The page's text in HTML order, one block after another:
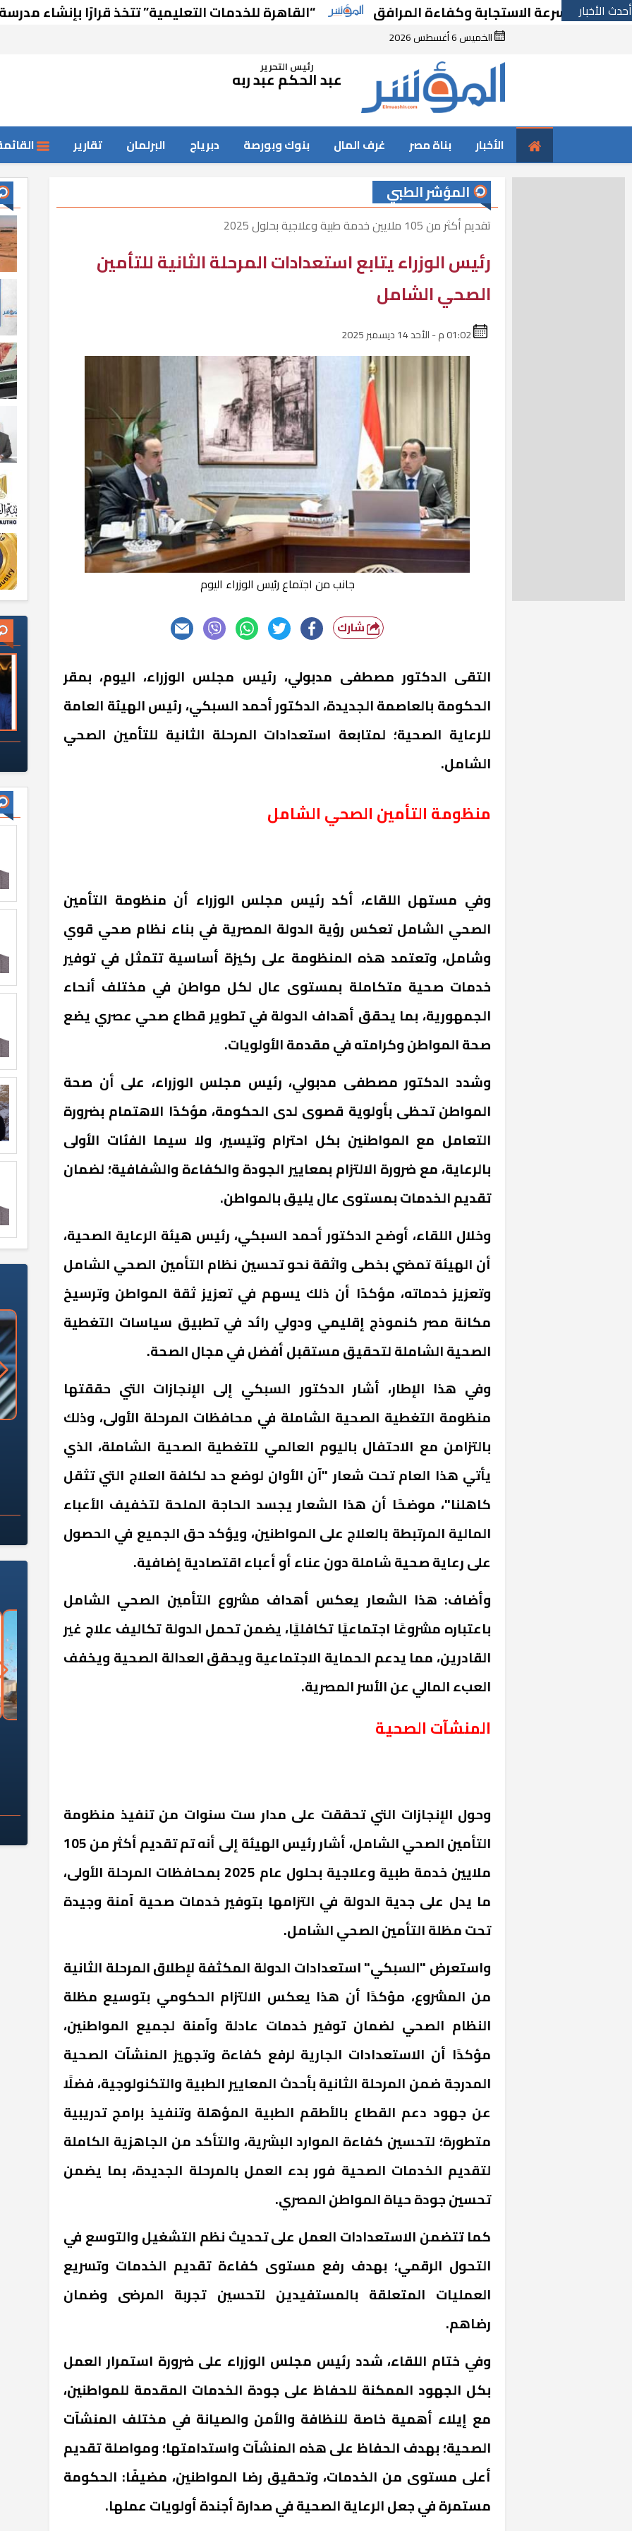
أحدث الأخبارالاستجابة وكفاءة المرافق “القاهرة للخدمات التعليمية” تتخذ قرارًا بإنشاء مدرسة في
الخميس 6 أغسطس 2026
رئيس التحرير
عبد الحكم عبد ربه
الأخبار بناة مصر غرف المال بنوك وبورصة دبرياج البرلمان تقارير
المؤشر الطبي
تقديم أكثر من 105 ملايين خدمة طبية وعلاجية بحلول 2025
رئيس الوزراء يتابع استعدادات المرحلة الثانية للتأمين
الصحي الشامل
جانب من اجتماع رئيس الوزراء اليوم
شارك
التقى الدكتور مصطفى مدبولي، رئيس مجلس الوزراء، اليوم، بمقر
الحكومة بالعاصمة الجديدة، الدكتور أحمد السبكي، رئيس الهيئة العامة
للرعاية الصحية؛ لمتابعة استعدادات المرحلة الثانية للتأمين الصحي
الشامل.
منظومة التأمين الصحي الشامل
وفي مستهل اللقاء، أكد رئيس مجلس الوزراء أن منظومة التأمين
الصحي الشامل تعكس رؤية الدولة المصرية في بناء نظام صحي قوي
وشامل، وتعتمد هذه المنظومة على ركيزة أساسية تتمثل في توفير
خدمات صحية متكاملة بمستوى عال لكل مواطن في مختلف أنحاء
الجمهورية، بما يحقق أهداف الدولة في تطوير قطاع صحي عصري يضع
صحة المواطن وكرامته في مقدمة الأولويات.
وشدد الدكتور مصطفى مدبولي، رئيس مجلس الوزراء، على أن صحة
المواطن تحظى بأولوية قصوى لدى الحكومة، مؤكدًا الاهتمام بضرورة
التعامل مع المواطنين بكل احترام وتيسير، ولا سيما الفئات الأولى
بالرعاية، مع ضرورة الالتزام بمعايير الجودة والكفاءة والشفافية؛ لضمان
تقديم الخدمات بمستوى عال يليق بالمواطن.
وخلال اللقاء، أوضح الدكتور أحمد السبكي، رئيس هيئة الرعاية الصحية،
أن الهيئة تمضي بخطى واثقة نحو تحسين نظام التأمين الصحي الشامل
وتعزيز خدماته، مؤكدًا أن ذلك يسهم في تعزيز ثقة المواطن وترسيخ
مكانة مصر كنموذج إقليمي ودولي رائد في تطبيق سياسات التغطية
الصحية الشاملة لتحقيق مستقبل أفضل في مجال الصحة.
وفي هذا الإطار، أشار الدكتور السبكي إلى الإنجازات التي حققتها
منظومة التغطية الصحية الشاملة في محافظات المرحلة الأولى، وذلك
بالتزامن مع الاحتفال باليوم العالمي للتغطية الصحية الشاملة، الذي
يأتي هذا العام تحت شعار "آن الأوان لوضع حد لكلفة العلاج التي تثقل
كاهلنا"، موضحًا أن هذا الشعار يجسد الحاجة الملحة لتخفيف الأعباء
المالية المرتبطة بالعلاج على المواطنين، ويؤكد حق الجميع في الحصول
على رعاية صحية شاملة دون عناء أو أعباء اقتصادية إضافية.
وأضاف: هذا الشعار يعكس أهداف مشروع التأمين الصحي الشامل
باعتباره مشروعًا اجتماعيًا تكافليًا، يضمن تحمل الدولة تكاليف علاج غير
القادرين، مما يدعم الحماية الاجتماعية ويحقق العدالة الصحية ويخفف
العبء المالي عن الأسر المصرية.
المنشآت الصحية
وحول الإنجازات التي تحققت على مدار ست سنوات من تنفيذ منظومة
التأمين الصحي الشامل، أشار رئيس الهيئة إلى أنه تم تقديم أكثر من 105
ملايين خدمة طبية وعلاجية بحلول عام 2025 بمحافظات المرحلة الأولى،
ما يدل على جدية الدولة في التزامها بتوفير خدمات صحية آمنة وجيدة
تحت مظلة التأمين الصحي الشامل.
واستعرض "السبكي" استعدادات الدولة المكثفة لإطلاق المرحلة الثانية
من المشروع، مؤكدًا أن هذا يعكس الالتزام الحكومي بتوسيع مظلة
النظام الصحي لضمان توفير خدمات عادلة وآمنة لجميع المواطنين،
مؤكدًا أن الاستعدادات الجارية لرفع كفاءة وتجهيز المنشآت الصحية
المدرجة ضمن المرحلة الثانية بأحدث المعايير الطبية والتكنولوجية، فضلًا
عن جهود دعم القطاع بالأطقم الطبية المؤهلة وتنفيذ برامج تدريبية
متطورة؛ لتحسين كفاءة الموارد البشرية، والتأكد من الجاهزية الكاملة
لتقديم الخدمات الصحية فور بدء العمل بالمرحلة الجديدة، بما يضمن
تحسين جودة حياة المواطن المصري.
كما تتضمن الاستعدادات العمل على تحديث نظم التشغيل والتوسع في
التحول الرقمي؛ بهدف رفع مستوى كفاءة تقديم الخدمات وتسريع
العمليات المتعلقة بالمستفيدين لتحسين تجربة المرضى وضمان
رضاهم.
وفي ختام اللقاء، شدد رئيس مجلس الوزراء على ضرورة استمرار العمل
بكل الجهود الممكنة للحفاظ على جودة الخدمات المقدمة للمواطنين،
مع إيلاء أهمية خاصة للنظافة والأمن والصيانة في مختلف المنشآت
الصحية؛ بهدف الحفاظ على هذه المنشآت واستدامتها؛ ومواصلة تقديم
أعلى مستوى من الخدمات، وتحقيق رضا المواطنين، مضيفًا: الحكومة
مستمرة في جعل الرعاية الصحية في صدارة أجندة أولويات عملها.
خشبية بفناء مقبرة "باكي" غذائية في أسبوع
«المؤشر» يطرح السؤال الصعب: هل